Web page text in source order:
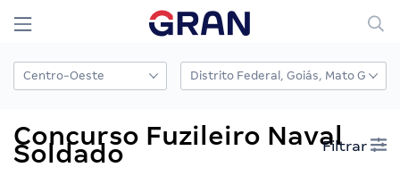
Concurso Fuzileiro Naval
Soldado Filtrar